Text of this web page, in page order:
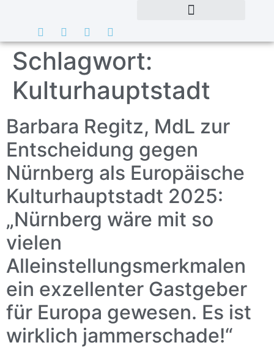
Schlagwort:
Kulturhauptstadt
Barbara Regitz, MdL zur
Entscheidung gegen
Nürnberg als Europäische
Kulturhauptstadt 2025:
„Nürnberg wäre mit so
vielen
Alleinstellungsmerkmalen
ein exzellenter Gastgeber
für Europa gewesen. Es ist
wirklich jammerschade!“